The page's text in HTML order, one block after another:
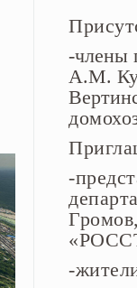
-члены
А.М.
-
-